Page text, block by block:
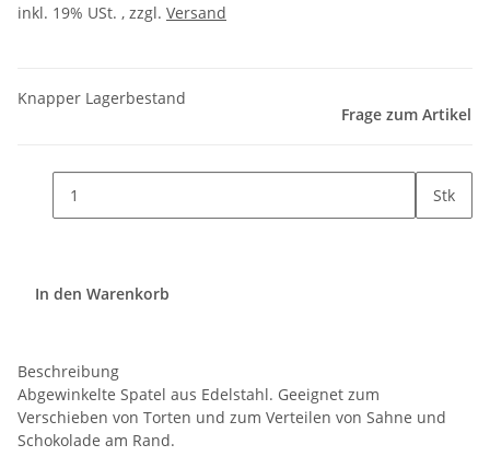
inkl. 19% USt. , zzgl. Versand
Knapper Lagerbestand
Frage zum Artikel
Stk
In den Warenkorb
Beschreibung
Abgewinkelte Spatel aus Edelstahl. Geeignet zum
Verschieben von Torten und zum Verteilen von Sahne und
Schokolade am Rand.